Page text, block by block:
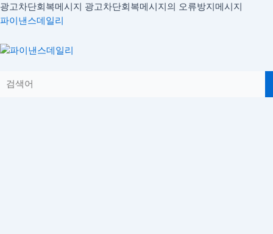
광고차단회복메시지 광고차단회복메시지의 오류방지메시지
파이낸스데일리
글
비